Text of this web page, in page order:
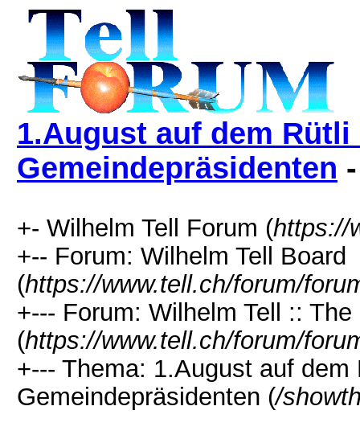
1.August auf dem Rütli
Gemeindepräsidenten
+- Wilhelm Tell Forum (https://
+-- Forum: Wilhelm Tell Board
(https://www.tell.ch/forum/
+--- Forum: Wilhelm Tell ::
(https://www.tell.ch/forum/
+--- Thema: 1.August auf
Gemeindepräsidenten (/